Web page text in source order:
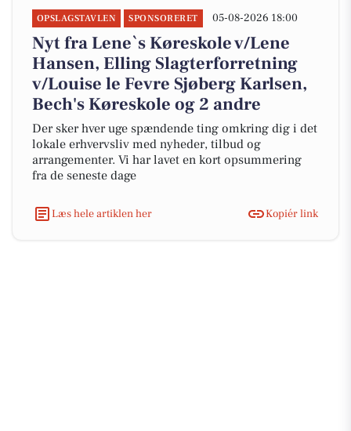
OPSLAGSTAVLEN SPONSORERET 05-08-2026 18:00
Nyt fra Lene`s Køreskole v/Lene
Hansen, Elling Slagterforretning
v/Louise le Fevre Sjøberg Karlsen,
Bech's Køreskole og 2 andre
Der sker hver uge spændende ting omkring dig i det
lokale erhvervsliv med nyheder, tilbud og
arrangementer. Vi har lavet en kort opsummering
fra de seneste dage
Læs hele artiklen her Kopiér link